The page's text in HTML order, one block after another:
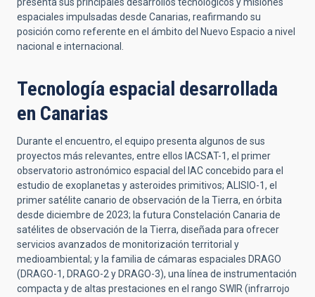
presenta sus principales desarrollos tecnológicos y misiones
espaciales impulsadas desde Canarias, reafirmando su
posición como referente en el ámbito del Nuevo Espacio a nivel
nacional e internacional.
Tecnología espacial desarrollada
en Canarias
Durante el encuentro, el equipo presenta algunos de sus
proyectos más relevantes, entre ellos IACSAT-1, el primer
observatorio astronómico espacial del IAC concebido para el
estudio de exoplanetas y asteroides primitivos; ALISIO-1, el
primer satélite canario de observación de la Tierra, en órbita
desde diciembre de 2023; la futura Constelación Canaria de
satélites de observación de la Tierra, diseñada para ofrecer
servicios avanzados de monitorización territorial y
medioambiental; y la familia de cámaras espaciales DRAGO
(DRAGO-1, DRAGO-2 y DRAGO-3), una línea de instrumentación
compacta y de altas prestaciones en el rango SWIR (infrarrojo